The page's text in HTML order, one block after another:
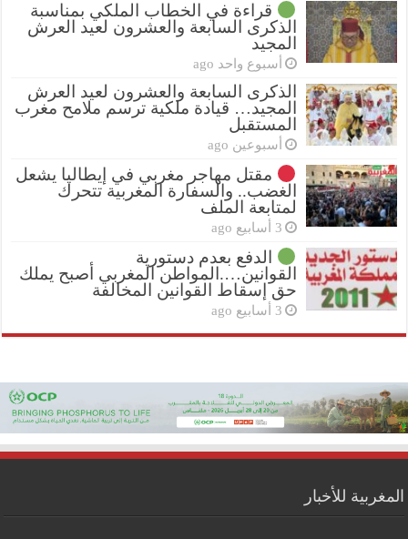
قراءة في الخطاب الملكي بمناسبة
الذكرى السابعة والعشرون لعيد العرش
المجيد
أسبوع واحد ago
الذكرى السابعة والعشرون لعيد العرش
المجيد… قيادة ملكية ترسم ملامح مغرب
المستقبل
أسبوعين ago
مقتل مهاجر مغربي في إيطاليا يشعل
الغضب.. والسفارة المغربية تتحرك
لمتابعة الملف
3 أسابيع ago
الدفع بعدم دستورية
القوانين….المواطن المغربي أصبح يملك
حق إسقاط القوانين المخالفة
3 أسابيع ago
المغربية للأخبار